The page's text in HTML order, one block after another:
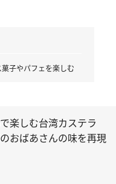
子やパフェを楽しむ
楽しむ台湾カステラ
おばあさんの味を再現